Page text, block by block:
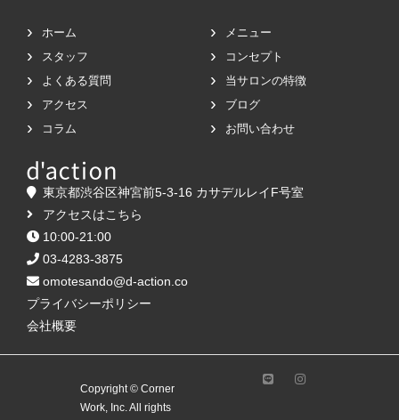
ホーム
メニュー
スタッフ
コンセプト
よくある質問
当サロンの特徴
アクセス
ブログ
コラム
お問い合わせ
東京都渋谷区神宮前5-3-16 カサデルレイF号室
アクセスはこちら
10:00-21:00
03-4283-3875
omotesando@d-action.co
プライバシーポリシー
会社概要
Copyright © Corner
Work, Inc. All rights